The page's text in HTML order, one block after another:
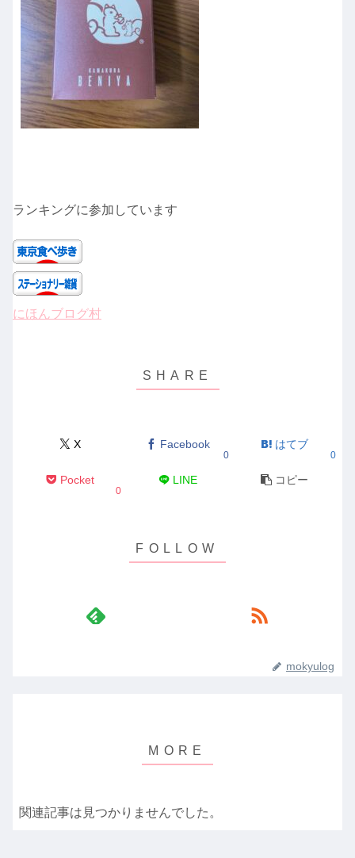
ランキングに参加しています
にほんブログ村
X Facebook
0
はてブ
0
Pocket
0
LINE コピー
mokyulog
関連記事は見つかりませんでした。